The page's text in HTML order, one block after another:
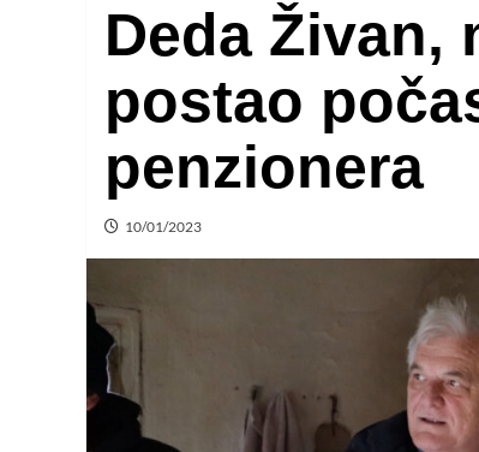
Deda Živan,
postao
penzionera
10/01/2023